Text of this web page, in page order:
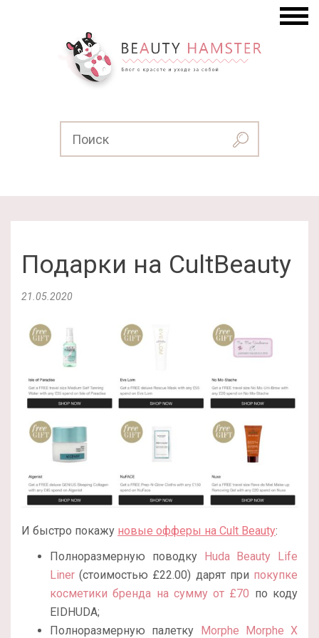
Подарки на CultBeauty
21.05.2020
И быстро покажу новые офферы на Cult Beauty:
Полноразмерную поводку Huda Beauty Life
Liner (стоимостью £22.00) дарят при покупке
косметики бренда на сумму от £70 по коду
EIDHUDA;
Полноразмерную палетку Morphe Morphe X